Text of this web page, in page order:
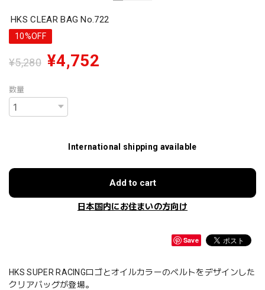
HKS CLEAR BAG No.722
10%OFF
¥5,280 ¥4,752
数量
International shipping available
Add to cart
日本国内にお住まいの方向け
Save
HKS SUPER RACINGロゴとオイルカラーのベルトをデザインした
クリアバッグが登場。